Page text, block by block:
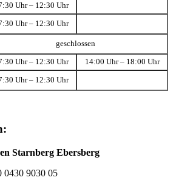
Uhr – 12:30 Uhr
Uhr – 12:30 Uhr
geschlossen
Uhr – 12:30 Uhr 14:00 Uhr – 18:00 Uhr
Uhr – 12:30 Uhr
Starnberg Ebersberg
9030 05